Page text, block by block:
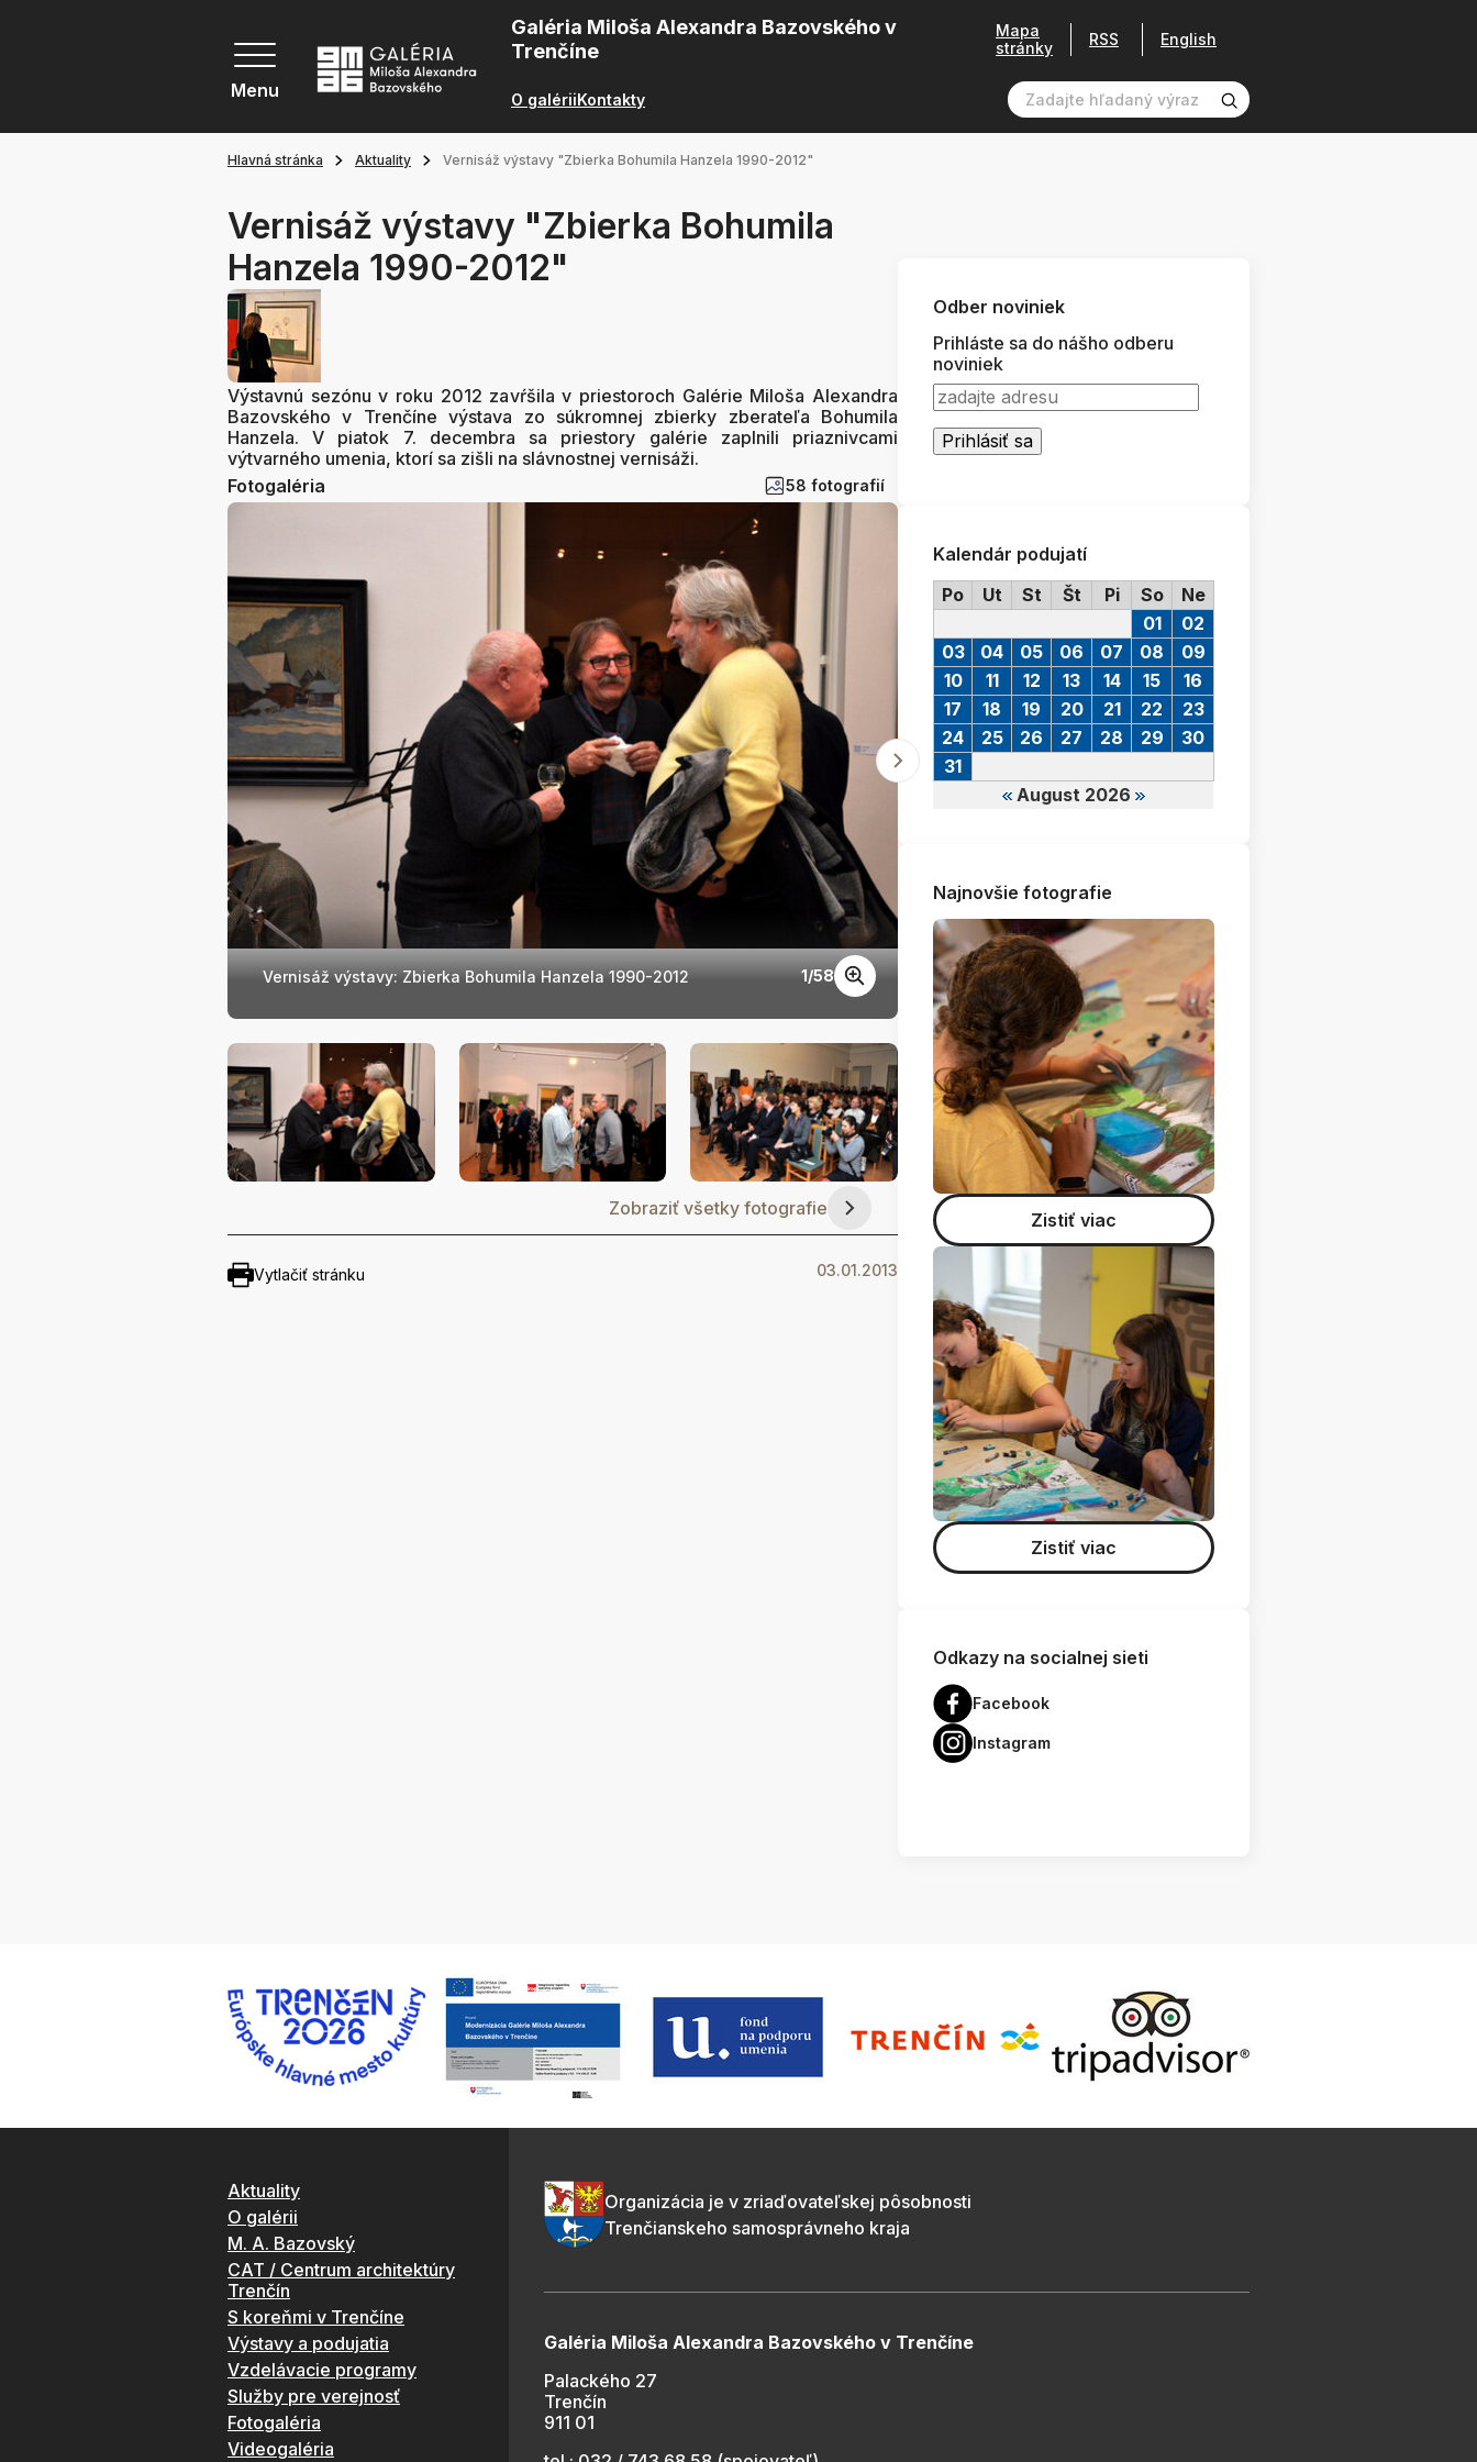
Menu
Galéria Miloša Alexandra Bazovského v
Trenčíne
O galériiKontakty
Mapa
stránky
RSS English
Hlavná stránka Aktuality Vernisáž výstavy "Zbierka Bohumila Hanzela 1990-2012"
Vernisáž výstavy "Zbierka Bohumila
Hanzela 1990-2012"
Výstavnú sezónu v roku 2012 zavŕšila v priestoroch Galérie Miloša Alexandra
Bazovského v Trenčíne výstava zo súkromnej zbierky zberateľa Bohumila
Hanzela. V piatok 7. decembra sa priestory galérie zaplnili priaznivcami
výtvarného umenia, ktorí sa zišli na slávnostnej vernisáži.
Fotogaléria
58 fotografií
Vernisáž výstavy: Zbierka Bohumila Hanzela 1990-2012 Vernisáž výstavy: Zbierka Bohumila Hanzela 1990-2012
1/58
Zobraziť všetky fotografie
Vytlačiť stránku 03.01.2013
Odber noviniek
Prihláste sa do nášho odberu
noviniek
Kalendár podujatí
Po
Ut St Št Pi So Ne
August 2026
01
02
03
04 05 06 07 08
09
10
11 12 13 14 15
16
17
18 19 20 21 22
23
24
25 26 27 28 29
30
31
Najnovšie fotografie
Zistiť viac
Zistiť viac
Odkazy na socialnej sieti
Facebook
Instagram
Aktuality
O galérii
M. A. Bazovský
CAT / Centrum architektúry
Trenčín
S koreňmi v Trenčíne
Výstavy a podujatia
Vzdelávacie programy
Služby pre verejnosť
Fotogaléria
Videogaléria
Organizácia je v zriaďovateľskej pôsobnosti
Trenčianskeho samosprávneho kraja
Galéria Miloša Alexandra Bazovského v Trenčíne
Palackého 27
Trenčín
911 01